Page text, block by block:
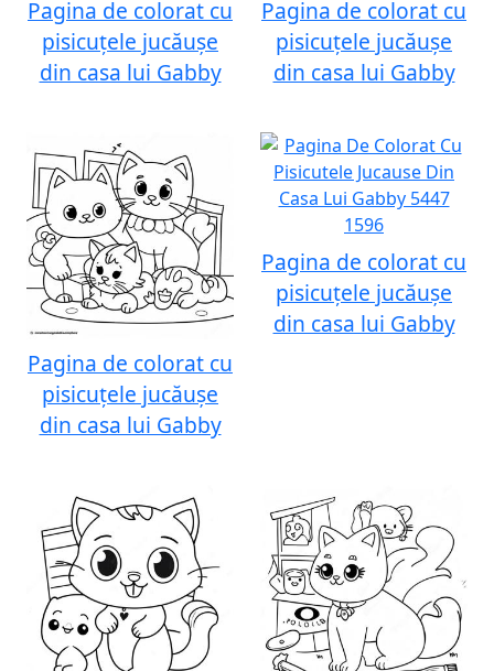
Pagina de colorat cu
pisicuțele jucăușe
din casa lui Gabby
Pagina de colorat cu
pisicuțele jucăușe
din casa lui Gabby
Pagina de colorat cu
pisicuțele jucăușe
din casa lui Gabby
Pagina de colorat cu
pisicuțele jucăușe
din casa lui Gabby